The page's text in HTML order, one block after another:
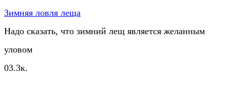
Зимняя ловля леща
Надо сказать, что зимний лещ является желанным
уловом
03.3к.